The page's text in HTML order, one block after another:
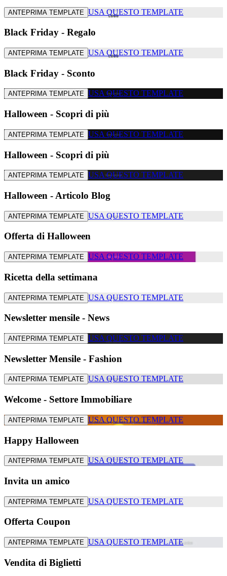
ANTEPRIMA TEMPLATE USA QUESTO TEMPLATE
Black Friday - Regalo
ANTEPRIMA TEMPLATE USA QUESTO TEMPLATE
Black Friday - Sconto
ANTEPRIMA TEMPLATE USA QUESTO TEMPLATE
Halloween - Scopri di più
ANTEPRIMA TEMPLATE USA QUESTO TEMPLATE
Halloween - Scopri di più
ANTEPRIMA TEMPLATE USA QUESTO TEMPLATE
Halloween - Articolo Blog
ANTEPRIMA TEMPLATE USA QUESTO TEMPLATE
Offerta di Halloween
ANTEPRIMA TEMPLATE USA QUESTO TEMPLATE
Ricetta della settimana
ANTEPRIMA TEMPLATE USA QUESTO TEMPLATE
Newsletter mensile - News
ANTEPRIMA TEMPLATE USA QUESTO TEMPLATE
Newsletter Mensile - Fashion
ANTEPRIMA TEMPLATE USA QUESTO TEMPLATE
Welcome - Settore Immobiliare
ANTEPRIMA TEMPLATE USA QUESTO TEMPLATE
Happy Halloween
ANTEPRIMA TEMPLATE USA QUESTO TEMPLATE
Invita un amico
ANTEPRIMA TEMPLATE USA QUESTO TEMPLATE
Offerta Coupon
ANTEPRIMA TEMPLATE USA QUESTO TEMPLATE
Vendita di Biglietti